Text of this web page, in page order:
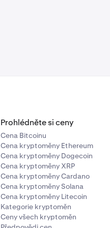
Prohlédněte si ceny
Cena Bitcoinu
Cena kryptoměny Ethereum
Cena kryptoměny Dogecoin
Cena kryptoměny XRP
Cena kryptoměny Cardano
Cena kryptoměny Solana
Cena kryptoměny Litecoin
Kategorie kryptoměn
Ceny všech kryptoměn